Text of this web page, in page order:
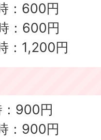
：600円
：600円
：1,200円
900円
：900円